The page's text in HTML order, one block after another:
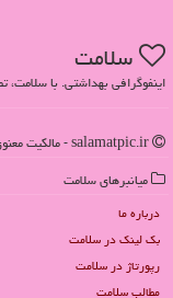
سلامت
اینفوگرافی بهداشتی. با
میانبرهای سلامت
درباره ما
بک لینک در سلامت
رپورتاژ در سلامت
مطالب سلامت